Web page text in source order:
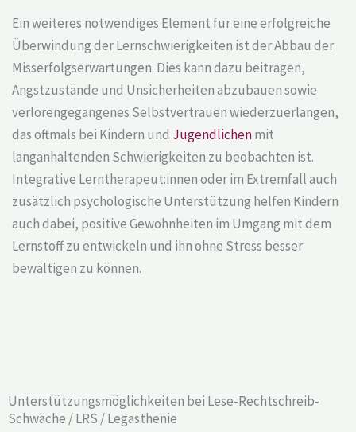
Ein weiteres notwendiges Element für eine erfolgreiche
Überwindung der Lernschwierigkeiten ist der Abbau der
Misserfolgserwartungen. Dies kann dazu beitragen,
Angstzustände und Unsicherheiten abzubauen sowie
verlorengegangenes Selbstvertrauen wiederzuerlangen,
das oftmals bei Kindern und Jugendlichenmit
langanhaltenden Schwierigkeiten zu beobachten ist.
Integrative Lerntherapeut:innen oder im Extremfall auch
zusätzlich psychologische Unterstützung helfen Kindern
auch dabei, positive Gewohnheiten im Umgang mit dem
Lernstoff zu entwickeln und ihn ohne Stress besser
bewältigen zu können.
Unterstützungsmöglichkeiten bei Lese-Rechtschreib-
Schwäche / LRS / Legasthenie​